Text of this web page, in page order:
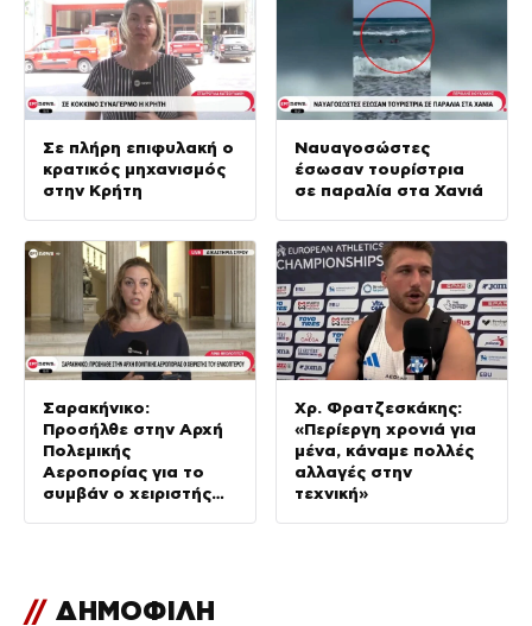
Σε πλήρη επιφυλακή ο
κρατικός μηχανισμός
στην Κρήτη
Ναυαγοσώστες
έσωσαν τουρίστρια
σε παραλία στα Χανιά
Σαρακήνικο:
Προσήλθε στην Αρχή
Πολεμικής
Αεροπορίας για το
συμβάν ο χειριστής
Χρ. Φρατζεσκάκης:
«Περίεργη χρονιά για
μένα, κάναμε πολλές
αλλαγές στην
τεχνική»
// ΔΗΜΟΦΙΛΗ